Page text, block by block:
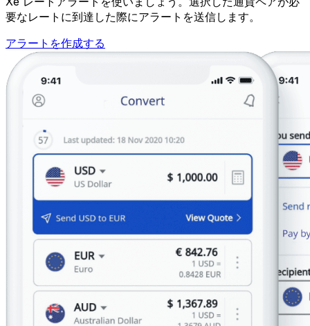
要なレートに到達した際にアラートを送信します。
アラートを作成する